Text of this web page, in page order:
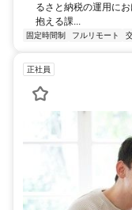
るさと納税の運用に
抱える課...
固定時間制 フルリモート
正社員